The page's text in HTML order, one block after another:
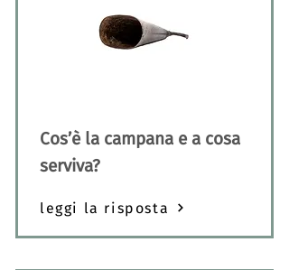
Cos’è la campana e a cosa
serviva?
leggi la risposta